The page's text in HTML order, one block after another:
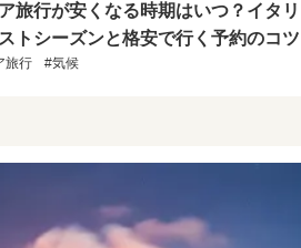
旅行が安くなる時期はいつ？イタリ
トシーズンと格安で行く予約のコツ
旅行 #気候